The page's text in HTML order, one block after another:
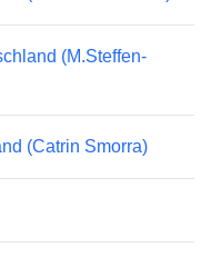
(M.Steffen-
(Catrin Smorra)